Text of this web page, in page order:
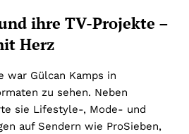
ihre TV-Projekte –
Herz
war Gülcan Kamps in
zu sehen. Neben
sie Lifestyle-, Mode- und
auf Sendern wie ProSieben,